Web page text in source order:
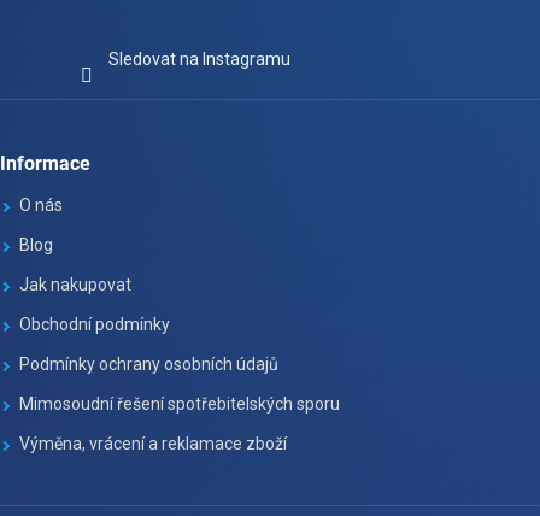
Sledovat na Instagramu
Informace
O nás
Blog
Jak nakupovat
Obchodní podmínky
Podmínky ochrany osobních údajů
Mimosoudní řešení spotřebitelských sporu
Výměna, vrácení a reklamace zboží